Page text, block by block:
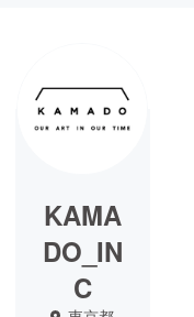
KAMA
DO_IN
C